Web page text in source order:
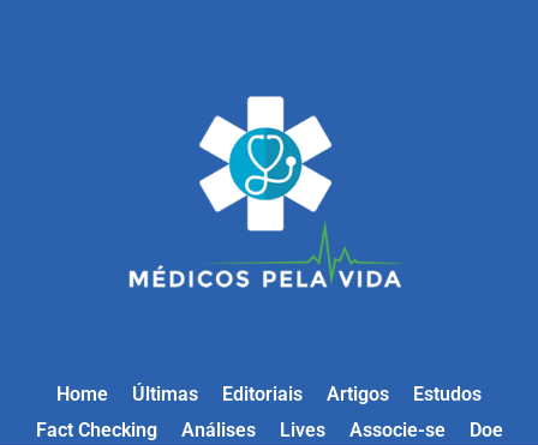
Home Últimas Editoriais Artigos
Estudos
Fact Checking
Análises Lives Associe-se Doe